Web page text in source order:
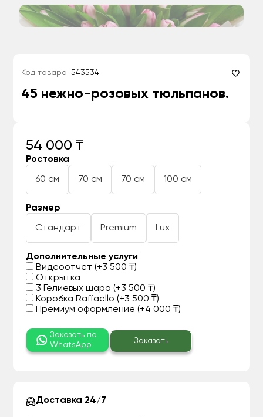
Код товара: 543534
45 нежно-розовых тюльпанов.
54 000 ₸
Ростовка
60 см 70 см 70 см 100 см
Размер
Стандарт Premium Lux
Дополнительные услуги
Видеоотчет (+3 500 ₸)
Открытка
3 Гелиевых шара (+3 500 ₸)
Коробка Raffaello (+3 500 ₸)
Премиум оформление (+4 000 ₸)
Заказать по
WhatsApp
Заказать
Доставка 24/7